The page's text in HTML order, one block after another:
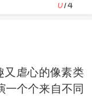
0/4
又虐心的像素类
一个个来自不同